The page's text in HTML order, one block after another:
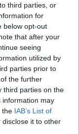
third parties, or
for
below opt-out
that after your
seeing
utilized by
parties prior to
the further
third parties on the
information may
the IAB’s List of
it to other
στον Λάκη
και
Ντέμης
Νόμπελ
AI της Google
τις
«Από τα
50
μία παιδική